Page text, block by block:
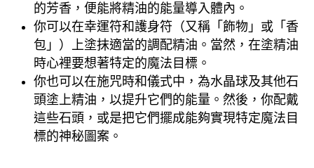
的芳香，便能將精油的能量導入體內。
你可以在幸運符和護身符（又稱「飾物」或「香
包」）上塗抹適當的調配精油。當然，在塗精油
時心裡要想著特定的魔法目標。
你也可以在施咒時和儀式中，為水晶球及其他石
頭塗上精油，以提升它們的能量。然後，你配戴
這些石頭，或是把它們擺成能夠實現特定魔法目
標的神秘圖案。